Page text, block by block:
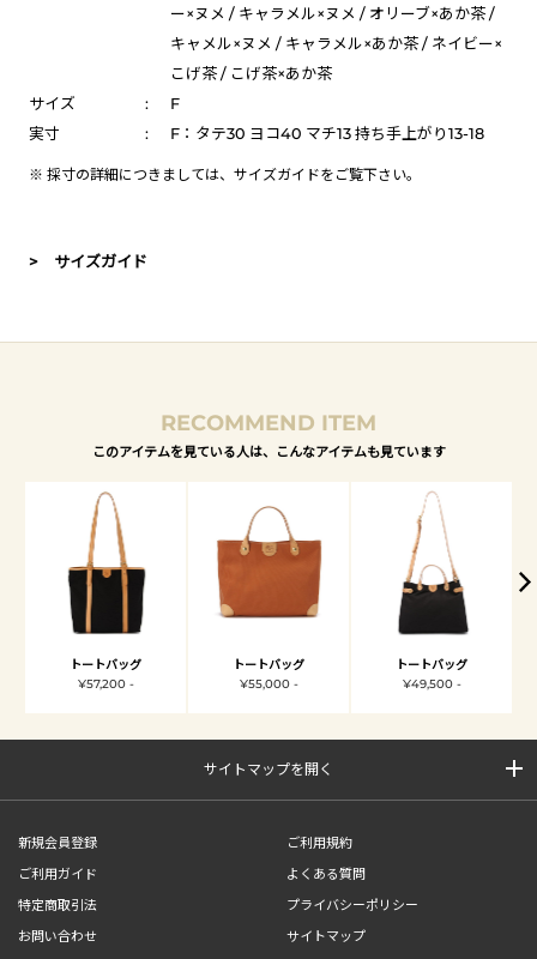
ー×ヌメ / キャラメル×ヌメ / オリーブ×あか茶 /
キャメル×ヌメ / キャラメル×あか茶 / ネイビー×
こげ茶 / こげ茶×あか茶
サイズ
:
F
実寸
: F：タテ30 ヨコ40 マチ13 持ち手上がり13-18
※ 採寸の詳細につきましては、 サイズガイドをご覧下さい。
> サイズガイド
RECOMMEND ITEM
このアイテムを見ている人は、こんなアイテムも見ています
トートバッグ
¥57,200 -
トートバッグ
¥55,000 -
トートバッグ
¥49,500 -
サイトマップを開く
新規会員登録
ご利用規約
ご利用ガイド
よくある質問
特定商取引法
プライバシーポリシー
お問い合わせ
サイトマップ